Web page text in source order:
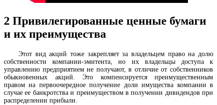
2 Привилегированные ценные бумаги
и их преимущества
Этот вид акций тоже закрепляет за владельцем право на долю
собственности компании-эмитента, но их владельцы доступа к
управлению предприятием не получают, в отличие от собственников
обыкновенных акций. Это компенсируется преимущественным
правом на первоочередное получение доли имущества компании в
случае ее банкротства и преимуществом в получении дивидендов при
распределении прибыли.